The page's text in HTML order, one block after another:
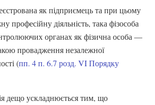
як підприємець та при цьому
професійну діяльність, така фізособа
органах як фізична особа —
провадження незалежної
(пп. 4 п. 6.7 розд. VI Порядку
дещо ускладнюється тим, що